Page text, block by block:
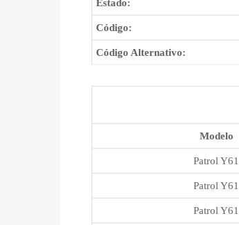
Estado:
Código:
Código Alternativo:
Modelo
Patrol Y61
Patrol Y61
Patrol Y61